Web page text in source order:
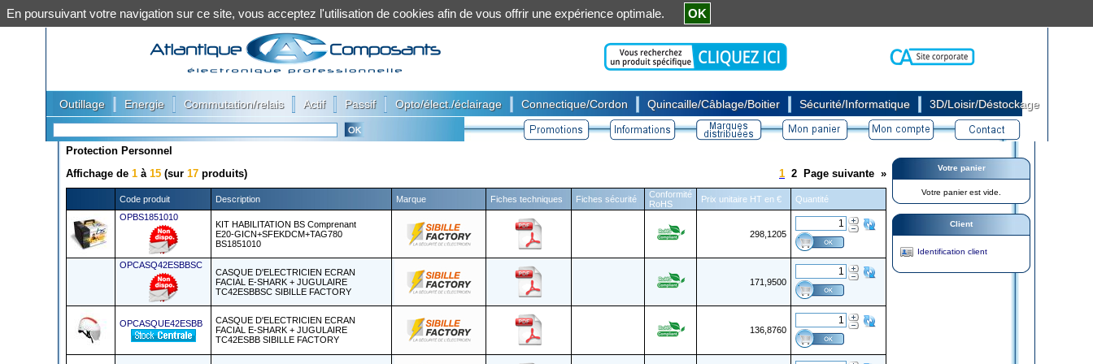
Outillage Energie Commutation/relais Actif Passif Opto/élect./éclairage Connectique/Cordon Quincaille/Câblage/Boitier Sécurité/Informatique 3D/Loisir/Déstockage
Protection Personnel
Affichage de 1 à 15 (sur 17 produits) 1 2 Page suivante »
Code produit Description Marque Fiches techniques Fiches sécurité
Conformité
RoHS
Prix unitaire HT en €
Quantité
OPBS1851010
KIT HABILITATION BS Comprenant
E20-GICN+SFEKDCM+TAG780
BS1851010
298,1205
OPCASQ42ESBBSC
CASQUE D'ELECTRICIEN ECRAN
FACIAL E-SHARK + JUGULAIRE
TC42ESBBSC SIBILLE FACTORY
171,9500
OPCASQUE42ESBB
CASQUE D'ELECTRICIEN ECRAN
FACIAL E-SHARK + JUGULAIRE
TC42ESBB SIBILLE FACTORY
136,8760
Votre panier
Votre panier est vide.
Client
Identification client
En poursuivant votre navigation sur ce site, vous acceptez l'utilisation de cookies afin de vous offrir une expérience optimale. OK